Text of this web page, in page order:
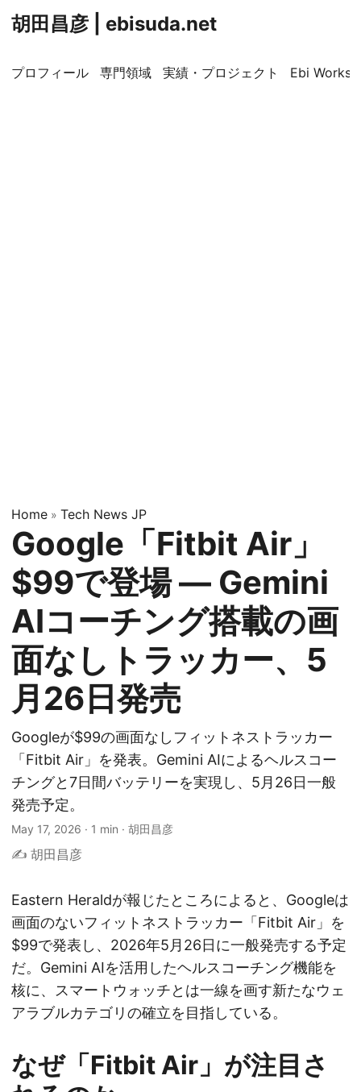
胡田昌彦 | ebisuda.net
プロフィール 専門領域 実績・プロジェクト Ebi
Home » Tech News JP
Google「Fitbit Air」
$99で登場 — Gemini
AIコーチング搭載の画
面なしトラッカー、5
月26日発売
Googleが$99の画面なしフィットネストラッカー
「Fitbit Air」を発表。Gemini AIによるヘルスコー
チングと7日間バッテリーを実現し、5月26日一般
発売予定。
May 17, 2026 · 1 min · 胡田昌彦
✍️ 胡田昌彦
Eastern Heraldが報じたところによると、Googleは
画面のないフィットネストラッカー「Fitbit Air」を
$99で発表し、2026年5月26日に一般発売する予定
だ。Gemini AIを活用したヘルスコーチング機能を
核に、スマートウォッチとは一線を画す新たなウェ
アラブルカテゴリの確立を目指している。
なぜ「Fitbit Air」が注目さ